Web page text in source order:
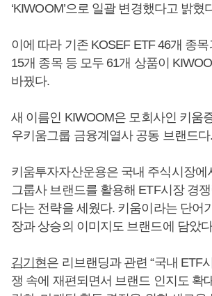
‘KIWOOM’으로 일괄 변경했다고 밝혔
이에 따라 기존 KOSEF ETF 46개 종
15개 종목 등 모두 61개 상품이
바꿨다.
새 이름인 KIWOOM은 모회사인 키움
우키움그룹 금융계열사 공동 브랜드다.
키움투자자산운용은 국내 주식시장에
그룹사 브랜드를 활용해 ETF시장 경
다는 전략을 세웠다. 키움이라는 단어
장과 상승의 이미지도 브랜드에 담았
김기현은 리브랜딩과 관련 “국내 ETF
쟁 속에 재편되면서 브랜드 인지도 확